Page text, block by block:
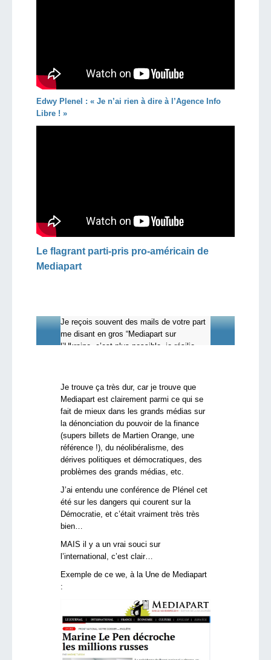
Edwy Plenel : « Je n’ai rien à dire à l’Agence Info
Libre ! »
Le flagrant parti-pris pro-américain de
Mediapart
Je reçois souvent des mails de votre part
me disant en gros “Mediapart sur
l’Ukraine, c’est plus possible, je résilie
Je trouve ça très dur, car je trouve que
Mediapart est clairement parmi ce qui se
fait de mieux dans les grands médias sur
la dénonciation du pouvoir de la finance
(supers billets de Martien Orange, une
référence !), du néolibéralisme, des
dérives politiques et démocratiques, des
problèmes des grands médias, etc.
J’ai entendu une conférence de Plénel cet
été sur les dangers qui courent sur la
Démocratie, et c’était vraiment très très
bien…
MAIS il y a un vrai souci sur
l’international, c’est clair…
Exemple de ce we, à la Une de Mediapart
: